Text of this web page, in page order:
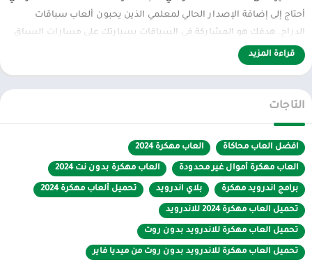
أحتاج إلى إضافة الإصدار الحالي لمعلمي الذين يحبون ألعاب سباقات
الدراج. هدفك هو المشاركة في السباقات بسيارتك على مسارات السباق
التي تتواجد فيها، وسحب الآلة الزراعية الثقيلة خلفك وتكون الأول. نظرًا
للمشاكل المالية والصعوبات العامة التي واجهتها في
تتمكن من الاستمتاع باللعبة على أكمل وجه وشراء السيارات التي تريدها.
المدعومة. الرسومات ثلاثية الأبعاد وجودة الصوت جيدة. يمكن توفير عناصر
التحكم بإصبعين. توجد اللعبه ايضاً Pulling USA 2 في
متجر Play .
الان عبر موقعنا PlaYalandroiD متجر بلاي ، android store يمكنكم تحميل
العاب مهكرة ، تطبيقات اندرويد بريميوم ، مجاناً يتم مراجعة الألعاب
والبرامج وتحديثات مستمرة اول بأول على، متجر العاب مهكرة.
قراءة المزيد
التاجات
افضل العاب محاكاة العاب مهكرة 2024
العاب مهكرة أموال غير محدودة العاب مهكرة بدون نت 2024
برامج اندرويد مهكرة بلاي اندرويد تحميل ألعاب مهكرة 2024
تحميل العاب مهكرة 2024 للاندرويد
تحميل العاب مهكرة للاندرويد بدون روت
تحميل العاب مهكرة للاندرويد بدون روت من ميديا فاير